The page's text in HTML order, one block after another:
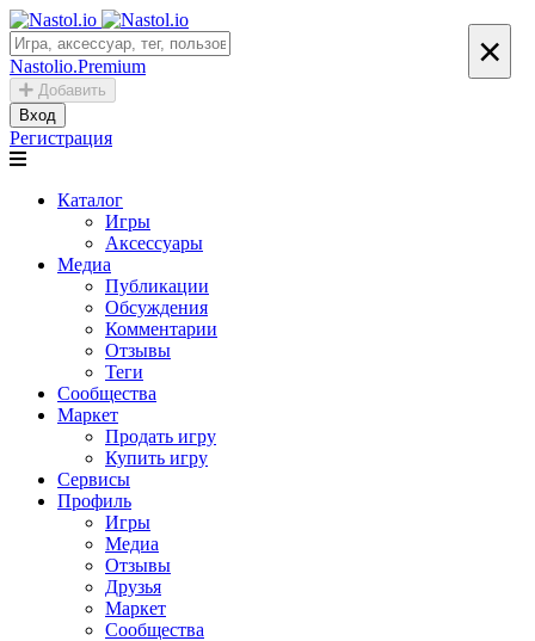
Nastolio.Premium
Добавить
Вход
Регистрация
Каталог
Игры
Аксессуары
Медиа
Публикации
Обсуждения
Комментарии
Отзывы
Теги
Сообщества
Маркет
Продать игру
Купить игру
Сервисы
Профиль
Игры
Медиа
Отзывы
Друзья
Маркет
Сообщества
×